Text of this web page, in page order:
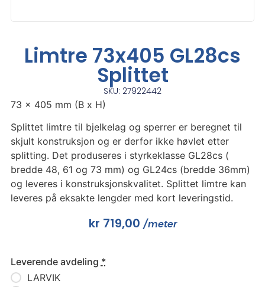
Limtre 73x405 GL28cs
Splittet
SKU: 27922442
73 x 405 mm (B x H)
Splittet limtre til bjelkelag og sperrer er beregnet til
skjult konstruksjon og er derfor ikke høvlet etter
splitting. Det produseres i styrkeklasse GL28cs (
bredde 48, 61 og 73 mm) og GL24cs (bredde 36mm)
og leveres i konstruksjonskvalitet. Splittet limtre kan
leveres på eksakte lengder med kort leveringstid.
kr 719,00 /meter
Leverende avdeling *
LARVIK